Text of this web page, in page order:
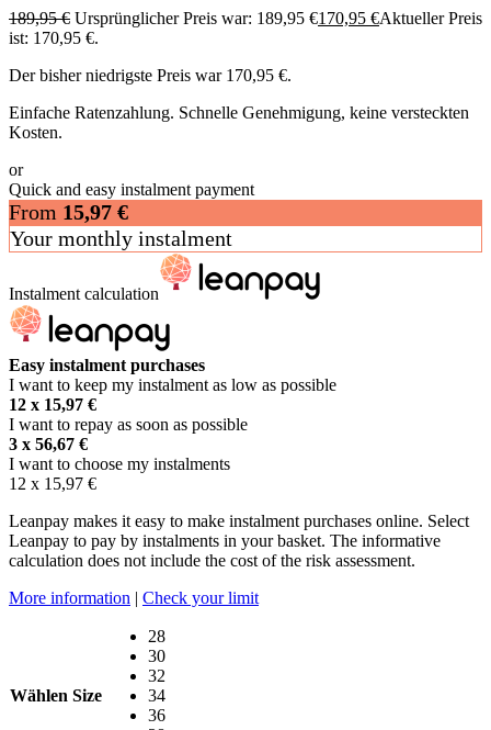
189,95€ Ursprünglicher Preis war: 189,95 €170,95 €Aktueller Preis
ist: 170,95 €.
Der bisher niedrigste Preis war 170,95 €.
Einfache Ratenzahlung. Schnelle Genehmigung, keine versteckten
Kosten.
or
Quick and easy instalment payment
From 15,97 €
Your monthly instalment
Instalment calculation
Easy instalment purchases
I want to keep my instalment as low as possible
12 x 15,97 €
I want to repay as soon as possible
3 x 56,67 €
I want to choose my instalments
12 x 15,97 €
Leanpay makes it easy to make instalment purchases online. Select
Leanpay to pay by instalments in your basket. The informative
calculation does not include the cost of the risk assessment.
More information | Check your limit
Wählen Size
28
30
32
34
36